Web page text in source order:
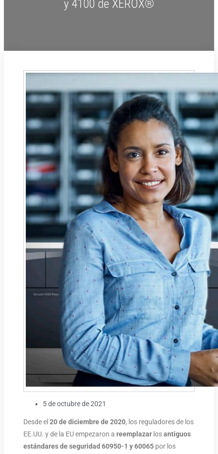
y 4100 de XEROX®
5 de octubre de 2021
Desde el 20 de diciembre de 2020, los reguladores de los
EE.UU. y de la EU empezaron a reemplazar losantiguos
estándares de seguridad 60950-1 y 60065 por los